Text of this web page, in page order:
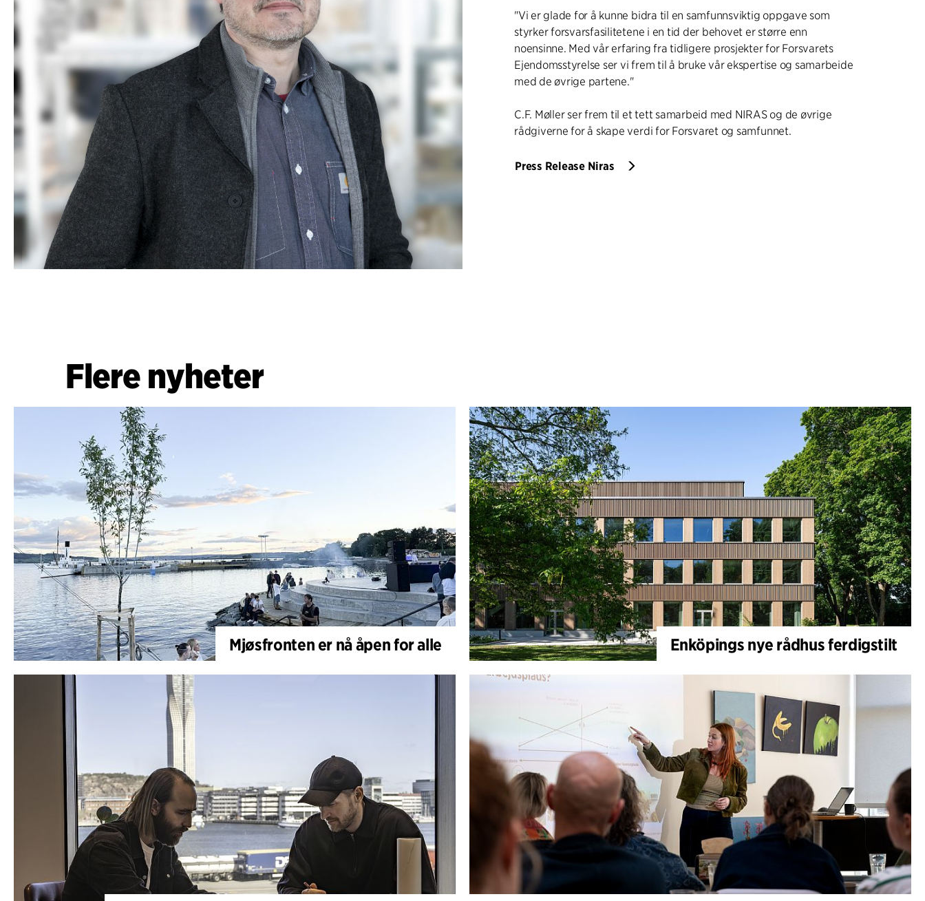
"Vi er glade for å kunne bidra til en samfunnsviktig oppgave som
styrker forsvarsfasilitetene i en tid der behovet er større enn
noensinne. Med vår erfaring fra tidligere prosjekter for Forsvarets
Ejendomsstyrelse ser vi frem til å bruke vår ekspertise og samarbeide
med de øvrige partene."
C.F. Møller ser frem til et tett samarbeid med NIRAS og de øvrige
rådgiverne for å skape verdi for Forsvaret og samfunnet.
Press Release Niras
Flere nyheter
Mjøsfronten er nå åpen for alle Enköpings nye rådhus ferdigstilt